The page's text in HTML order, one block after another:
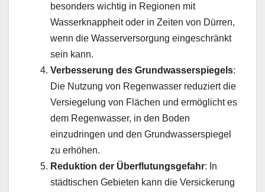
besonders wichtig in Regionen mit
Wasserknappheit oder in Zeiten von Dürren,
wenn die Wasserversorgung eingeschränkt
sein kann.
Verbesserung des Grundwasserspiegels:
Die Nutzung von Regenwasser reduziert die
Versiegelung von Flächen und ermöglicht es
dem Regenwasser, in den Boden
einzudringen und den Grundwasserspiegel
zu erhöhen.
Reduktion der Überflutungsgefahr: In
städtischen Gebieten kann die Versickerung